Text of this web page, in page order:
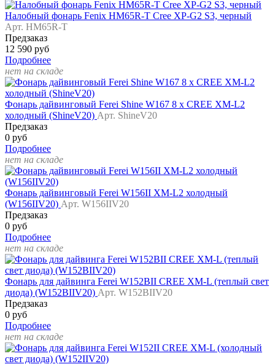
Налобный фонарь Fenix HM65R-T Cree XP-G2 S3, черный
Арт. HM65R-T
Предзаказ
12 590 руб
Подробнее
нет на складе
Фонарь дайвинговый Ferei Shine W167 8 x CREE XM-L2
холодный (ShineV20) Арт. ShineV20
Предзаказ
0 руб
Подробнее
нет на складе
Фонарь дайвинговый Ferei W156II XM-L2 холодный
(W156IIV20) Арт. W156IIV20
Предзаказ
0 руб
Подробнее
нет на складе
Фонарь для дайвинга Ferei W152BII CREE XM-L (теплый свет
диода) (W152BIIV20) Арт. W152BIIV20
Предзаказ
0 руб
Подробнее
нет на складе